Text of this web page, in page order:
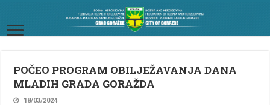
POČEO PROGRAM OBILJEŽAVANJA DANA
MLADIH GRADA GORAŽDA
18/03/2024